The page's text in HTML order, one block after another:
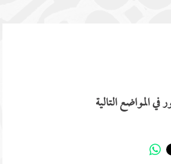
المواضع التالية